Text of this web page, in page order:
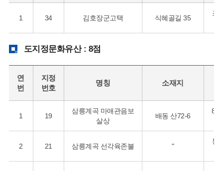
1 34 김호장군고택 식혜골길 35
조
도지정문화유산 : 8점
연
번
지정
번호
명칭 소재지
1 19
삼릉계곡 마애관음보
살상
배동 산72-6
2 21 삼릉계곡 선각육존불 "
통